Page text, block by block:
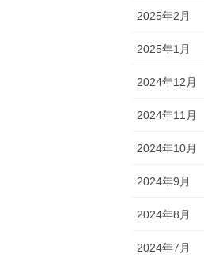
2025年2月
2025年1月
2024年12月
2024年11月
2024年10月
2024年9月
2024年8月
2024年7月